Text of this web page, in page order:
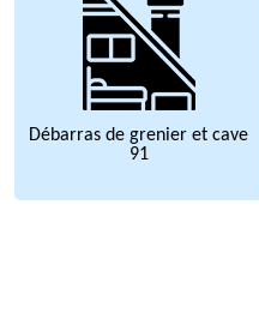
Débarras de grenier et cave
91